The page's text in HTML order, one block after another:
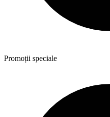
Promoții speciale